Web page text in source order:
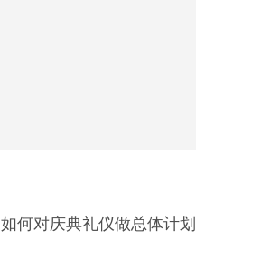
如何对庆典礼仪做总体计划